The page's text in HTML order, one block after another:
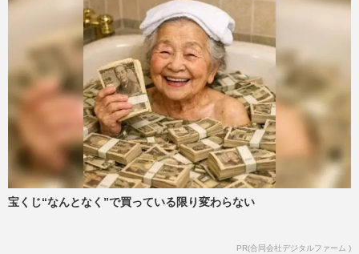
宝くじ“なんとなく”で買っている限り変わらない
PR(合同会社デジタルファーム )